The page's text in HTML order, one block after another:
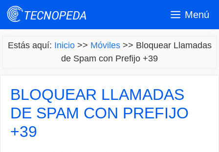
Saltar
Menú
Estás aquí: Inicio>> Móviles>> Bloquear Llamadas
de Spam con Prefijo +39
BLOQUEAR LLAMADAS
DE SPAM CON PREFIJO
+39